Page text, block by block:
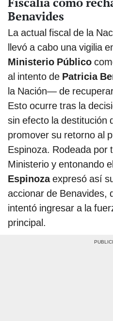
Benavides
La actual fiscal de la
llevó a cabo una vigilia
Ministerio Público
al intento de Patricia
la Nación— de
Esto ocurre tras la
sin efecto la destitución
promover su retorno al
Espinoza. Rodeada por
Ministerio y entonando
Espinozaexpresó así
accionar de Benavides,
intentó ingresar a la
principal.